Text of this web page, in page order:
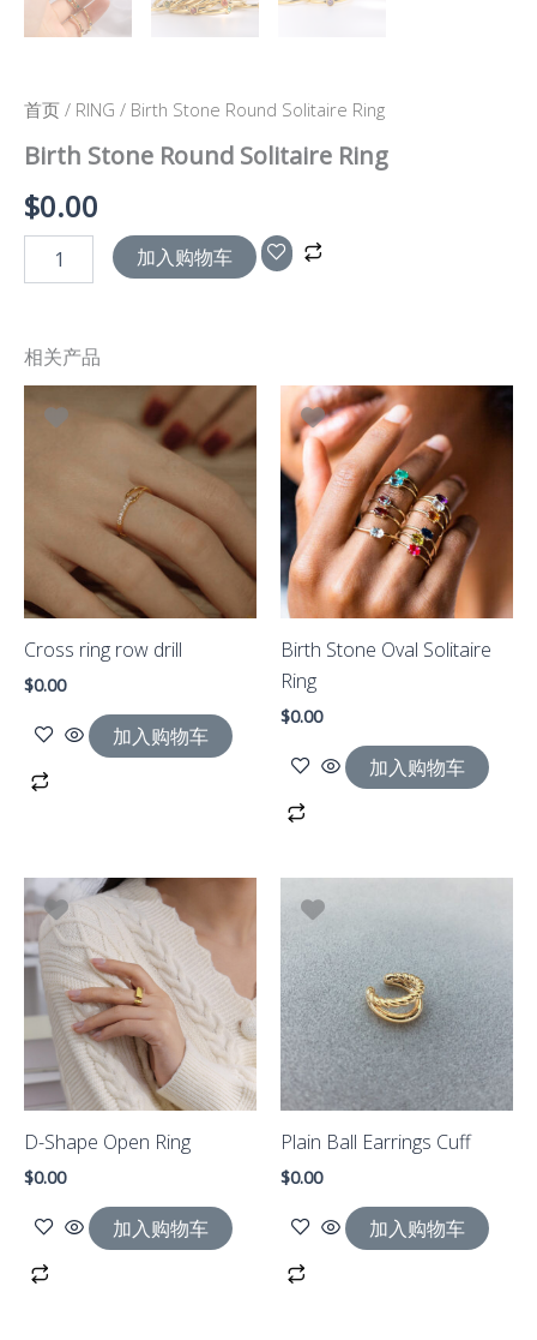
首页 / RING / Birth Stone Round Solitaire Ring
Birth Stone Round Solitaire Ring
$0.00
加入购物车
相关产品
Cross ring row drill
$0.00
加入购物车
Birth Stone Oval Solitaire
Ring
$0.00
加入购物车
D-Shape Open Ring
$0.00
加入购物车
Plain Ball Earrings Cuff
$0.00
加入购物车